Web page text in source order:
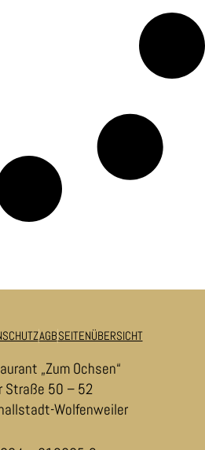
AGBSEITENÜBERSICHT
„Zum Ochsen“
Straße 50 – 52
Wolfenweiler